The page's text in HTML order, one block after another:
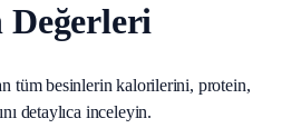
Değerleri
tüm besinlerin kalorilerini, protein,
detaylıca inceleyin.